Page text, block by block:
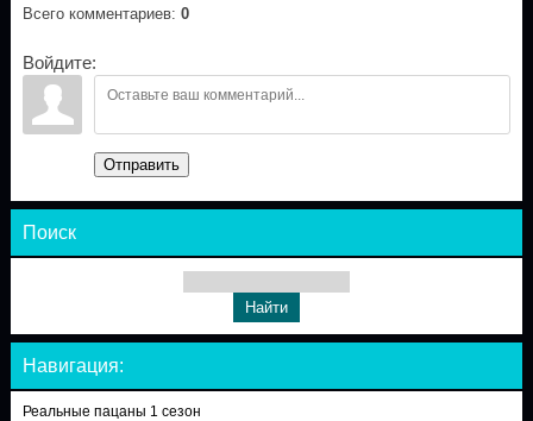
Всего комментариев: 0
Войдите:
Отправить
Поиск
Навигация:
Реальные пацаны 1 сезон